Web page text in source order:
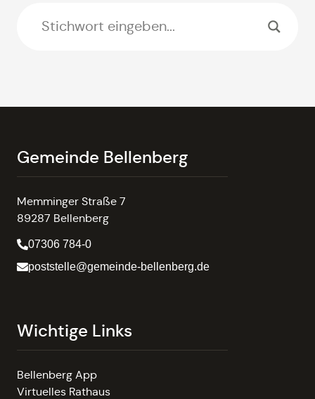
Gemeinde Bellenberg
Memminger Straße 7
89287 Bellenberg
07306 784-0
poststelle@gemeinde-bellenberg.de
Wichtige Links
Bellenberg App
Virtuelles Rathaus